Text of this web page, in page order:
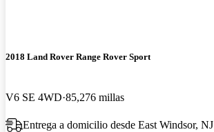
2018 Land Rover Range Rover Sport
V6 SE 4WD 85,276 millas
Entrega a domicilio desde East Windsor, NJ